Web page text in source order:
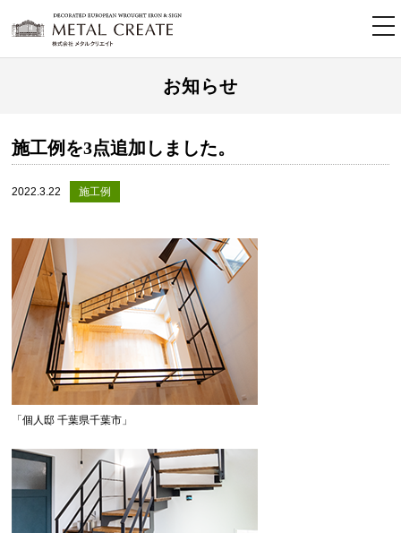
お知らせ
施工例を3点追加しました。
2022.3.22 施工例
「個人邸 千葉県千葉市」